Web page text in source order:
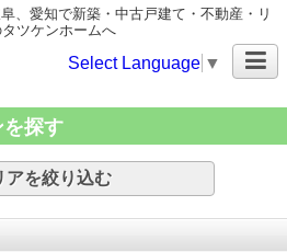
、愛知で新築・中古戸建て・不動産・リ
ツケンホームへ
Select Language ▼
探す
アを絞り込む